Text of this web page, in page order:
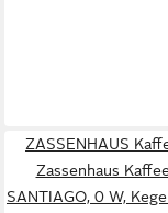
ZASSENHAUS
Zassenhaus
SANTIAGO, 0 W,